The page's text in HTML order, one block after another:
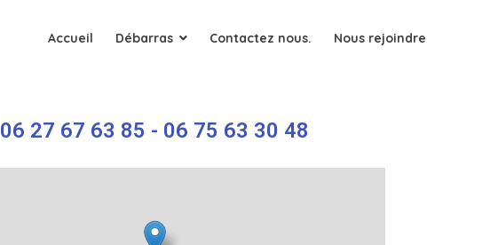
Accueil Débarras Contactez nous. Nous rejoindre
06 27 67 63 85 - 06 75 63 30 48